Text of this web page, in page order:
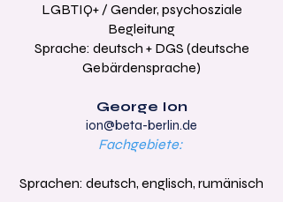
LGBTIQ+ / Gender, psychosziale
Begleitung
Sprache: deutsch + DGS (deutsche
Gebärdensprache)
George Ion
ion@beta-berlin.de
Fachgebiete:
Sprachen: deutsch, englisch, rumänisch